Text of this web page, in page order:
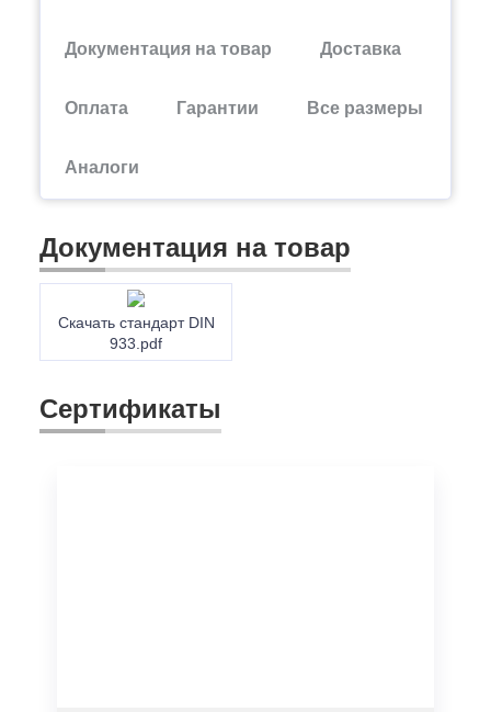
Документация на товар Доставка
Оплата Гарантии Все размеры
Аналоги
Документация на товар
Скачать стандарт DIN
933.pdf
Сертификаты